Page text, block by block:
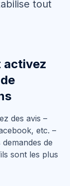
tout
activez
des avis –
etc. –
de
sont les plus